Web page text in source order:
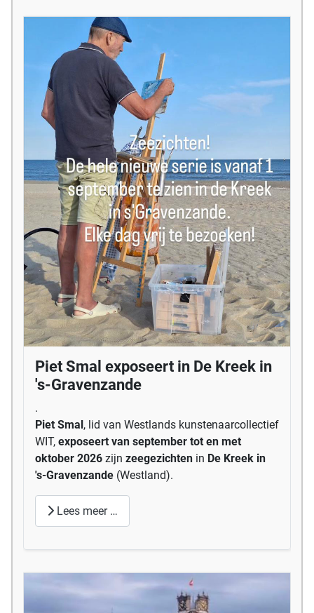
Piet Smal exposeert in De Kreek in
's-Gravenzande
.
Piet Smal, lid van Westlands kunstenaarcollectief
WIT, exposeert van september tot en met
oktober 2026 zijn zeegezichten in De Kreek in
's-Gravenzande (Westland).
Lees meer …